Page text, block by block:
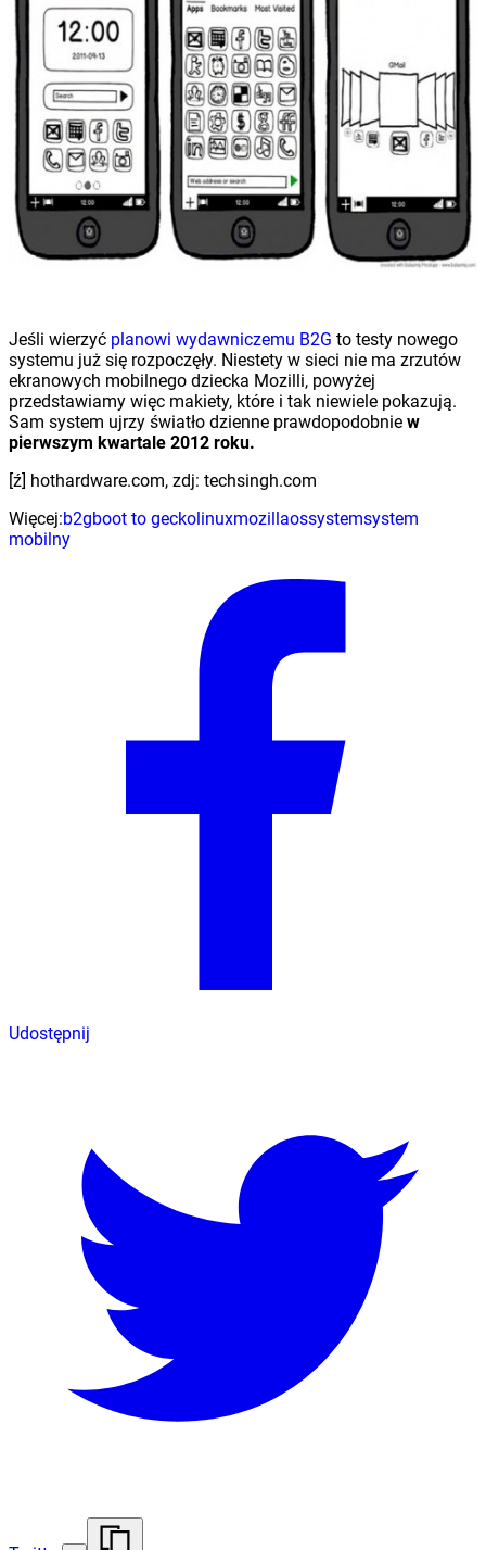
Jeśli wierzyć planowi wydawniczemu B2G to testy nowego
systemu już się rozpoczęły. Niestety w sieci nie ma zrzutów
ekranowych mobilnego dziecka Mozilli, powyżej
przedstawiamy więc makiety, które i tak niewiele pokazują.
Sam system ujrzy światło dzienne prawdopodobnie w
pierwszym kwartale 2012 roku.
[ź] hothardware.com, zdj: techsingh.com
Więcej:b2gboot to geckolinuxmozillaossystemsystem
mobilny
Udostępnij